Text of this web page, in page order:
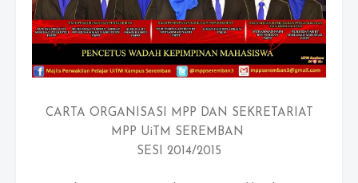
CARTA ORGANISASI MPP DAN SEKRETARIAT
MPP UiTM SEREMBAN
SESI 2014/2015